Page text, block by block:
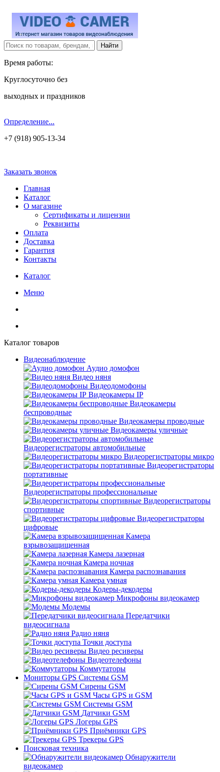
Время работы:
Круглосуточно без
выходных и праздников
Определение...
+7 (918) 905-13-34
Заказать звонок
Главная
Каталог
О магазине
Сертификаты и лицензии
Реквизиты
Оплата
Доставка
Гарантия
Контакты
Каталог
Меню
Каталог товаров
Видеонаблюдение
Аудио домофон
Видео няня
Видеодомофоны
Видеокамеры IP
Видеокамеры
беспроводные
Видеокамеры проводные
Видеокамеры уличные
Видеорегистраторы автомобильные
Видеорегистраторы микро
Видеорегистраторы
портативные
Видеорегистраторы профессиональные
Видеорегистраторы
спортивные
Видеорегистраторы
цифровые
Камера
взрывозащищенная
Камера лазерная
Камера ночная
Камера распознавания
Камера умная
Кодеры-декодеры
Микрофоны видеокамер
Модемы
Передатчики
видеосигнала
Радио няня
Точки доступа
Видео ресиверы
Видеотелефоны
Коммутаторы
Мониторы GPS Системы GSM
Сирены GSM
Часы GPS и GSM
Системы GSM
Датчики GSM
Логеры GPS
Приёмники GPS
Трекеры GPS
Поисковая техника
Обнаружители
видеокамер